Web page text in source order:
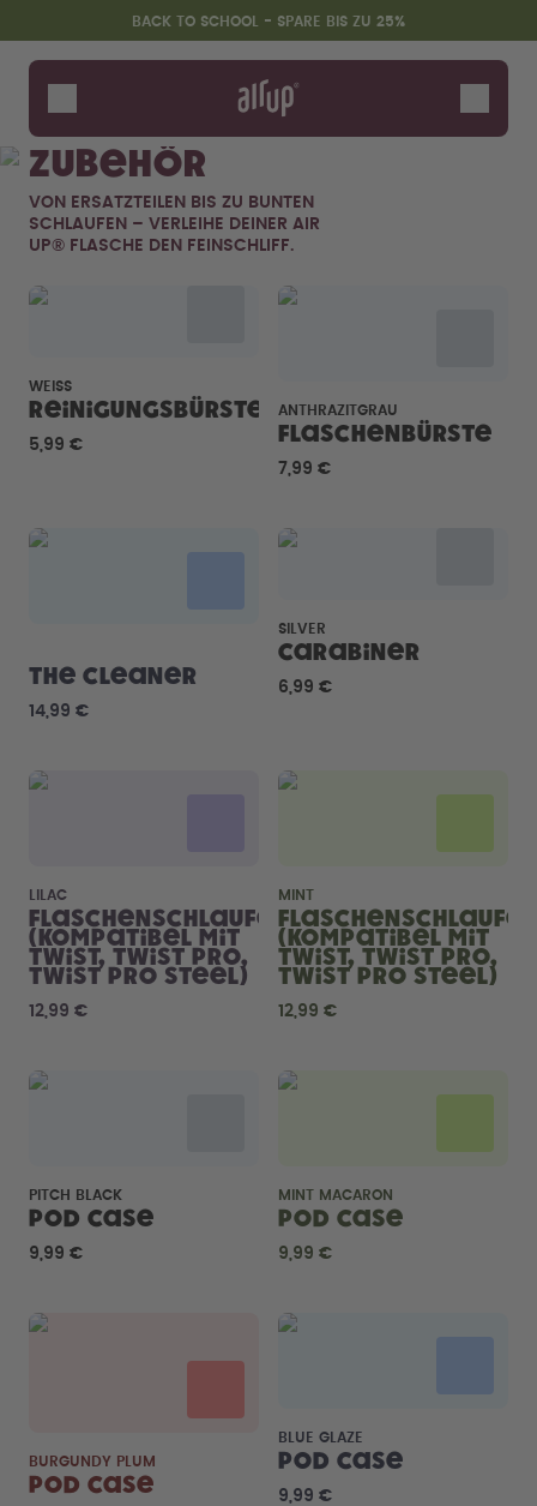
Zum Hauptinhalt springen
Erklärung zur BarrierefreiheitBACK TO SCHOOL - SPARE BIS ZU 25%
Flaschen
Duft-Pods
Zubehör
Starter Sets
Back2School
Gewinnspiel
Back to School - Spare bis zu
Wie funktioniert's
Hilfe & FAQ
Store Finder
Flaschen vergleichen
Zubehör
VON ERSATZTEILEN BIS ZU BUNTEN
SCHLAUFEN – VERLEIHE DEINER AIR
UP® FLASCHE DEN FEINSCHLIFF.
WEISS
Reinigungsbürste
5,99 €
ANTHRAZITGRAU
Flaschenbürste
7,99 €
The Cleaner
14,99 €
SILVER
Carabiner
6,99 €
LILAC
Flaschenschlaufe
(kompatibel mit
Twist, Twist Pro,
Twist Pro Steel)
12,99 €
MINT
Flaschenschlaufe
(kompatibel mit
Twist, Twist Pro,
Twist Pro Steel)
12,99 €
PITCH BLACK
Pod Case
9,99 €
MINT MACARON
Pod Case
9,99 €
BURGUNDY PLUM
Pod Case
BLUE GLAZE
Pod Case
9,99 €